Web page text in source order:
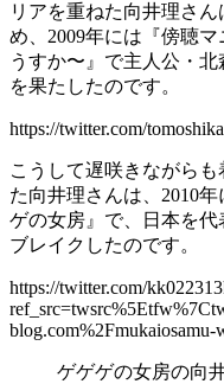
リアを重ねた向井理さ
め、2009年には『傍聴
うすか〜』で主人公・
を果たしたのです。
https://twitter.com/
こうして遅咲きながら
た向井理さんは、2010
ゲの女房』で、日本を
ブレイクしたのです。
https://twitter.com/
blog.com%2Fmukaiosamu-
ゲゲゲの女房の向